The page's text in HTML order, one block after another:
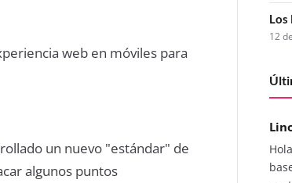
web en móviles para
un nuevo "estándar" de
algunos puntos
Los
12